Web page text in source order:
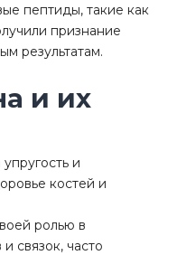
пептиды, такие как
признание
результатам.
и их
упругость и
костей и
ролью в
связок, часто